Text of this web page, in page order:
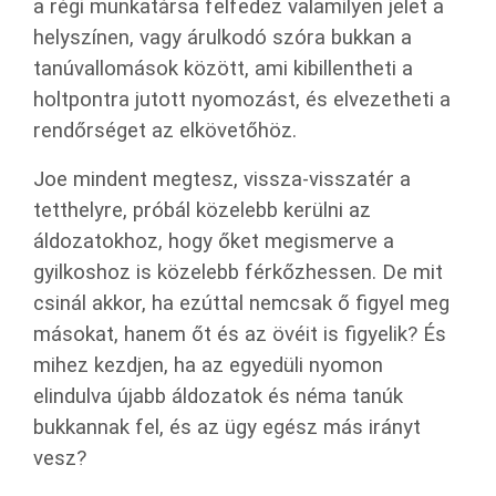
a régi munkatársa felfedez valamilyen jelet a
helyszínen, vagy árulkodó szóra bukkan a
tanúvallomások között, ami kibillentheti a
holtpontra jutott nyomozást, és elvezetheti a
rendőrséget az elkövetőhöz.
Joe mindent megtesz, vissza-visszatér a
tetthelyre, próbál közelebb kerülni az
áldozatokhoz, hogy őket megismerve a
gyilkoshoz is közelebb férkőzhessen. De mit
csinál akkor, ha ezúttal nemcsak ő figyel meg
másokat, hanem őt és az övéit is figyelik? És
mihez kezdjen, ha az egyedüli nyomon
elindulva újabb áldozatok és néma tanúk
bukkannak fel, és az ügy egész más irányt
vesz?